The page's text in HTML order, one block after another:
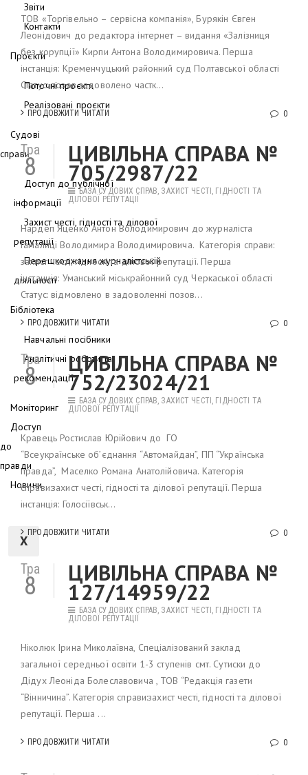
Звіти
Контакти
Проєкти
Поточні проєкти
Реалізовані проєкти
Судові
справи
Доступ до публічної
інформації
Захист честі, гідності та ділової
репутації
Перешкоджання журналістській
діяльності
Бібліотека
Навчальні посібники
Аналітичні роботи та
рекомендації
Моніторинг
Доступ
до
правди
Новини
X
ТОВ «Торгівельно – сервісна компанія», Бурякін Євген
Леонідович до редактора інтернет – видання «Залізниця
без корупції» Кирпи Антона Володимировича. Перша
інстанція: Кременчуцький районний суд Полтавської області
Статус: позов задоволено частк...
ПРОДОВЖИТИ ЧИТАТИ 0
Тра
8 ЦИВІЛЬНА СПРАВА №
705/2987/22
БАЗА СУДОВИХ СПРАВ, ЗАХИСТ ЧЕСТІ, ГІДНОСТІ ТА
ДІЛОВОЇ РЕПУТАЦІЇ
Нардеп Яценко Антон Володимирович до журналіста
Гамалиці Володимира Володимировича. Категорія справи:
захист честі, гідності та ділової репутації. Перша
інстанція: Уманський міськрайонний суд Черкаської області
Статус: відмовлено в задоволенні позов...
ПРОДОВЖИТИ ЧИТАТИ 0
Тра
8 ЦИВІЛЬНА СПРАВА №
752/23024/21
БАЗА СУДОВИХ СПРАВ, ЗАХИСТ ЧЕСТІ, ГІДНОСТІ ТА
ДІЛОВОЇ РЕПУТАЦІЇ
Кравець Ростислав Юрійович до ГО
“Всеукраїнське об’єднання “Автомайдан”, ПП “Українська
правда”, Маселко Романа Анатолійовича. Категорія
справи:захист честі, гідності та ділової репутації. Перша
інстанція: Голосіївськ...
ПРОДОВЖИТИ ЧИТАТИ 0
Тра
8 ЦИВІЛЬНА СПРАВА №
127/14959/22
БАЗА СУДОВИХ СПРАВ, ЗАХИСТ ЧЕСТІ, ГІДНОСТІ ТА
ДІЛОВОЇ РЕПУТАЦІЇ
Ніколюк Ірина Миколаївна, Спеціалізований заклад
загальної середньої освіти 1-3 ступенів смт. Сутиски до
Дідух Леоніда Болеславовича , ТОВ “Редакція газети
“Вінничина”. Категорія справи:захист честі, гідності та ділової
репутації. Перша ...
ПРОДОВЖИТИ ЧИТАТИ 0